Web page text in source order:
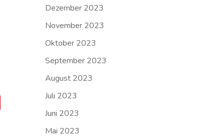
Dezember 2023
November 2023
Oktober 2023
September 2023
August 2023
Juli 2023
Juni 2023
Mai 2023